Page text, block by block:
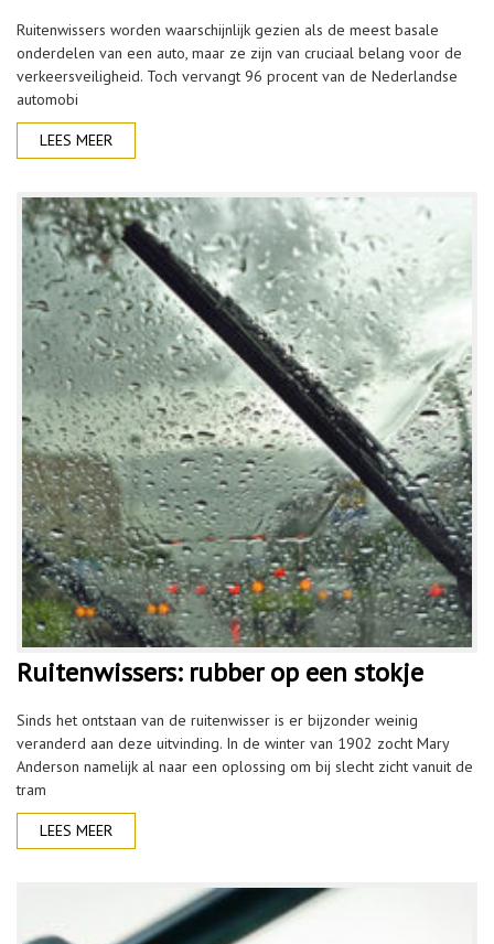
Ruitenwissers worden waarschijnlijk gezien als de meest basale
onderdelen van een auto, maar ze zijn van cruciaal belang voor de
verkeersveiligheid. Toch vervangt 96 procent van de Nederlandse
automobi
LEES MEER
Ruitenwissers: rubber op een stokje
Sinds het ontstaan van de ruitenwisser is er bijzonder weinig
veranderd aan deze uitvinding. In de winter van 1902 zocht Mary
Anderson namelijk al naar een oplossing om bij slecht zicht vanuit de
tram
LEES MEER